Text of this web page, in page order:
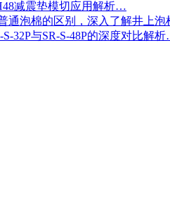
减震垫模切应用解析…
通泡棉的区别，深入了解井上
S-32P与SR-S-48P的深度对比解